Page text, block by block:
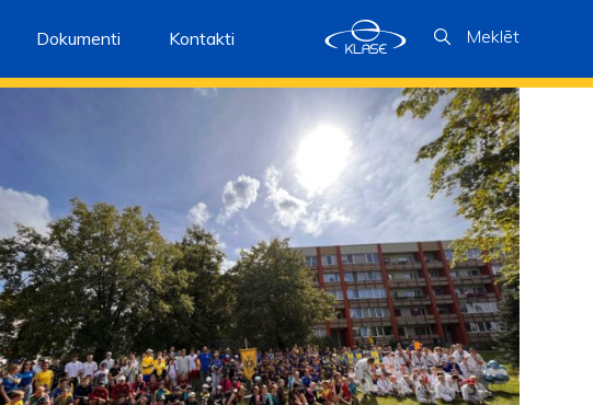
Dokumenti Kontakti Meklēt